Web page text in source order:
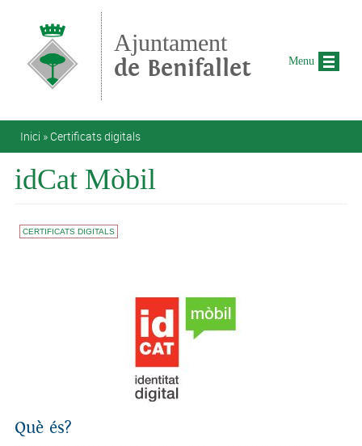
Ajuntament
de Benifallet
Esteu aquí
Inici » Certificats digitals
idCat Mòbil
CERTIFICATS DIGITALS
Què és?
Menu